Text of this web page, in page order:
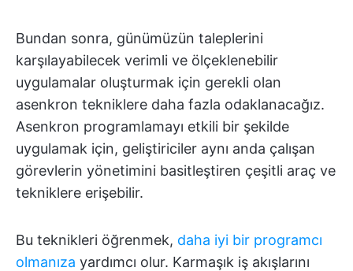
Bundan sonra, günümüzün taleplerini
karşılayabilecek verimli ve ölçeklenebilir
uygulamalar oluşturmak için gerekli olan
asenkron tekniklere daha fazla odaklanacağız.
Asenkron programlamayı etkili bir şekilde
uygulamak için, geliştiriciler aynı anda çalışan
görevlerin yönetimini basitleştiren çeşitli araç ve
tekniklere erişebilir.
Bu teknikleri öğrenmek, daha iyi bir programcı
olmanıza yardımcı olur. Karmaşık iş akışlarını